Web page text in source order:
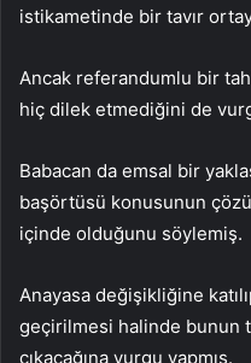
istikametinde bir tavır
Ancak referandumlu bir
hiç dilek etmediğini de
Babacan da emsal bir
başörtüsü konusunun
içinde olduğunu söylemiş.
Anayasa değişikliğine
geçirilmesi halinde bunun
çıkacağına vurgu yapmış.